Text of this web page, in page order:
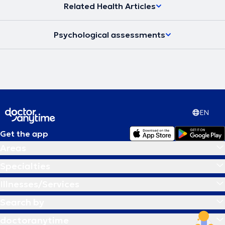
Related Health Articles
Psychological assessments
EN
Get the app